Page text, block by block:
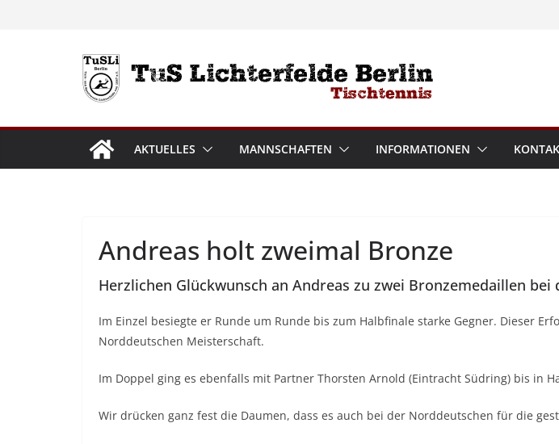
AKTUELLES MANNSCHAFTEN INFORMATIONEN
Andreas holt zweimal Bronze
Herzlichen Glückwunsch an Andreas zu zwei Bronzemedaillen
Im Einzel besiegte er Runde um Runde bis zum Halbfinale starke Gegner. Dieser
Norddeutschen Meisterschaft.
Im Doppel ging es ebenfalls mit Partner Thorsten Arnold (Eintracht Südring) bis in
Wir drücken ganz fest die Daumen, dass es auch bei der Norddeutschen für die